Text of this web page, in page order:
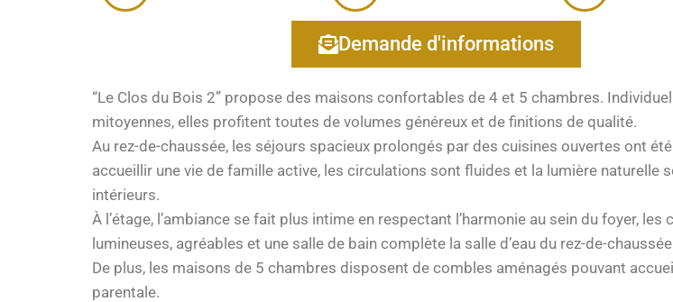
Demande d'informations
“Le Clos du Bois 2” propose des maisons confortables de 4 et 5 chambres.
mitoyennes, elles profitent toutes de volumes généreux et de finitions de qualité.
Au rez-de-chaussée, les séjours spacieux prolongés par des cuisines ouvertes ont
accueillir une vie de famille active, les circulations sont fluides et la lumière naturelle
intérieurs.
À l’étage, l’ambiance se fait plus intime en respectant l’harmonie au sein du foyer, les
lumineuses, agréables et une salle de bain complète la salle d’eau du rez-de-
De plus, les maisons de 5 chambres disposent de combles aménagés pouvant
parentale.